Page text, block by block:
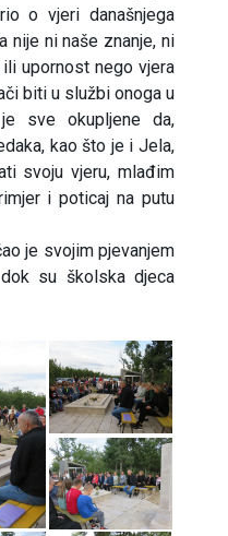
o vjeri današnjega
nije ni naše znanje, ni
upornost nego vjera
biti u službi onoga u
sve okupljene da,
kao što je i Jela,
svoju vjeru, mlađim
i poticaj na putu
je svojim pjevanjem
su školska djeca